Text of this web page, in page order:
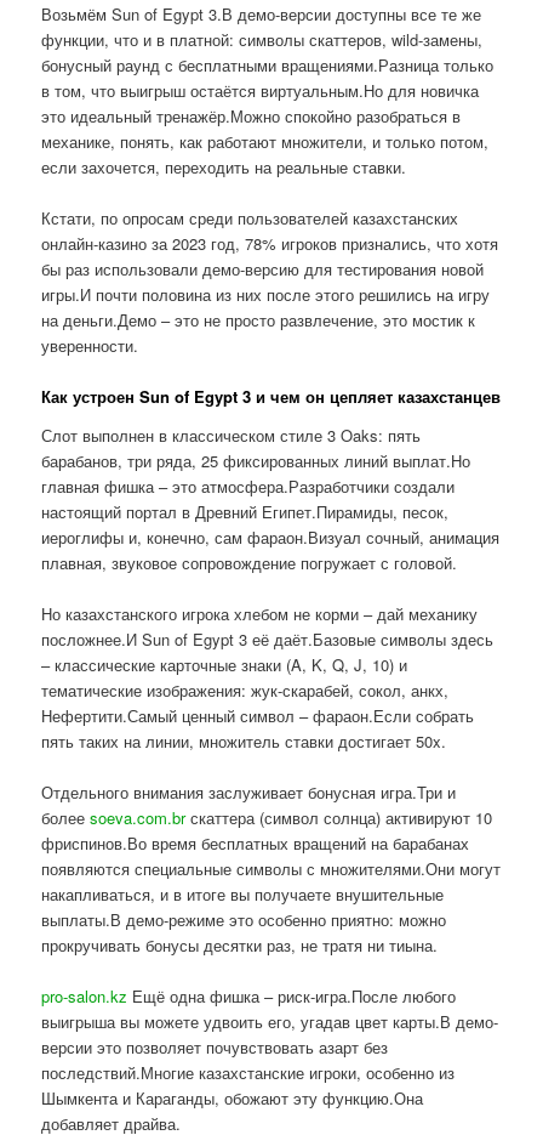
Возьмём Sun of Egypt 3.В демо-версии доступны все те же
функции, что и в платной: символы скаттеров, wild-замены,
бонусный раунд с бесплатными вращениями.Разница только
в том, что выигрыш остаётся виртуальным.Но для новичка
это идеальный тренажёр.Можно спокойно разобраться в
механике, понять, как работают множители, и только потом,
если захочется, переходить на реальные ставки.
Кстати, по опросам среди пользователей казахстанских
онлайн-казино за 2023 год, 78% игроков признались, что хотя
бы раз использовали демо-версию для тестирования новой
игры.И почти половина из них после этого решились на игру
на деньги.Демо – это не просто развлечение, это мостик к
уверенности.
Как устроен Sun of Egypt 3 и чем он цепляет казахстанцев
Слот выполнен в классическом стиле 3 Oaks: пять
барабанов, три ряда, 25 фиксированных линий выплат.Но
главная фишка – это атмосфера.Разработчики создали
настоящий портал в Древний Египет.Пирамиды, песок,
иероглифы и, конечно, сам фараон.Визуал сочный, анимация
плавная, звуковое сопровождение погружает с головой.
Но казахстанского игрока хлебом не корми – дай механику
посложнее.И Sun of Egypt 3 её даёт.Базовые символы здесь
– классические карточные знаки (A, K, Q, J, 10) и
тематические изображения: жук-скарабей, сокол, анкх,
Нефертити.Самый ценный символ – фараон.Если собрать
пять таких на линии, множитель ставки достигает 50x.
Отдельного внимания заслуживает бонусная игра.Три и
болееsoeva.com.brскаттера (символ солнца) активируют 10
фриспинов.Во время бесплатных вращений на барабанах
появляются специальные символы с множителями.Они могут
накапливаться, и в итоге вы получаете внушительные
выплаты.В демо-режиме это особенно приятно: можно
прокручивать бонусы десятки раз, не тратя ни тиына.
pro-salon.kz Ещё одна фишка – риск-игра.После любого
выигрыша вы можете удвоить его, угадав цвет карты.В демо-
версии это позволяет почувствовать азарт без
последствий.Многие казахстанские игроки, особенно из
Шымкента и Караганды, обожают эту функцию.Она
добавляет драйва.